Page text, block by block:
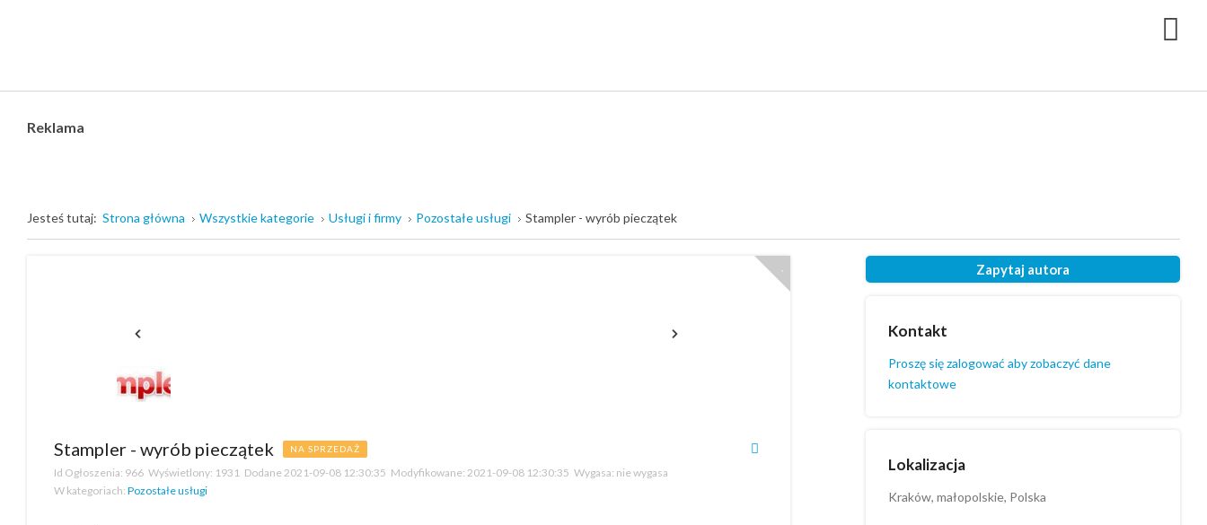
Reklama
Jesteś tutaj: Strona główna Wszystkie kategorie Usługi i firmy Pozostałe usługi Stampler - wyrób pieczątek
Zapytaj autora
Kontakt
Proszę się zalogować aby zobaczyć dane
kontaktowe
Lokalizacja
Kraków, małopolskie, Polska
Stampler - wyrób pieczątek NA SPRZEDAŻ
Id Ogłoszenia: 966 Wyświetlony: 1931 Dodane2021-09-08 12:30:35 Modyfikowane: 2021-09-08 12:30:35 Wygasa: nie wygasa
W kategoriach: Pozostałe usługi